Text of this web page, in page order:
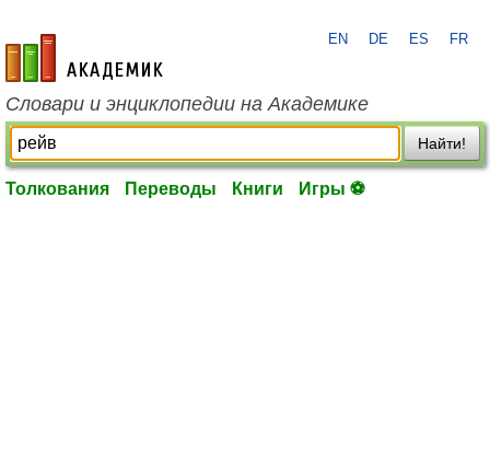
academic.ru
EN DE ES FR
Словари и энциклопедии на Академике
Найти!
Толкования Переводы Книги Игры ⚽